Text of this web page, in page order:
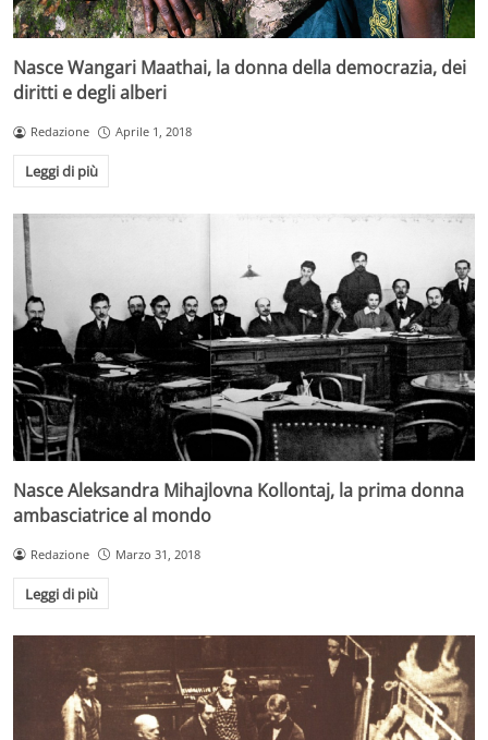
Nasce Wangari Maathai, la donna della democrazia, dei
diritti e degli alberi
Redazione Aprile 1, 2018
Leggi di più
Nasce Aleksandra Mihajlovna Kollontaj, la prima donna
ambasciatrice al mondo
Redazione Marzo 31, 2018
Leggi di più